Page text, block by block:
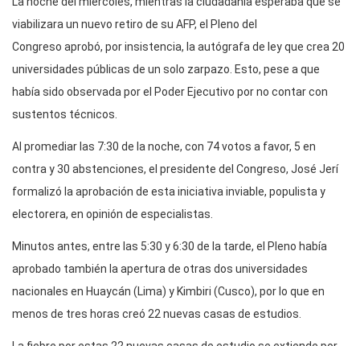
viabilizara un nuevo retiro de su AFP, el Pleno del
Congreso aprobó, por insistencia, la autógrafa de ley que crea 20
universidades públicas de un solo zarpazo. Esto, pese a que
había sido observada por el Poder Ejecutivo por no contar con
sustentos técnicos.
Al promediar las 7:30 de la noche, con 74 votos a favor, 5 en
contra y 30 abstenciones, el presidente del Congreso, José Jerí
formalizó la aprobación de esta iniciativa inviable, populista y
electorera, en opinión de especialistas.
Minutos antes, entre las 5:30 y 6:30 de la tarde, el Pleno había
aprobado también la apertura de otras dos universidades
nacionales en Huaycán (Lima) y Kimbiri (Cusco), por lo que en
menos de tres horas creó 22 nuevas casas de estudios.